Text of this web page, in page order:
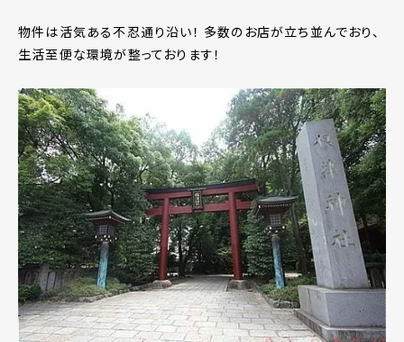
物件は活気ある不忍通り沿い！ 多数のお店が立ち並んでおり、
生活至便な環境が整っております！